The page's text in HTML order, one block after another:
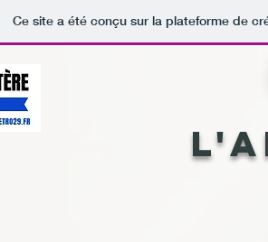
Ce site a été conçu sur la plateforme de